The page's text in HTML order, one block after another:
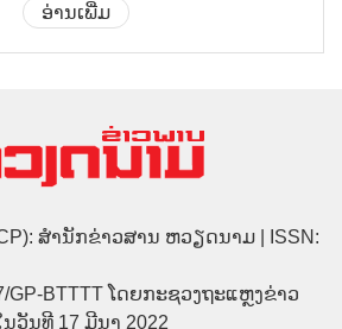
ອ່ານເພີ່ມ
ສຳນັກຂ່າວສານ ຫວຽດນາມ | ISSN:
GP-BTTTT ໂດຍກະຊວງຖະແຫຼງຂ່າວ
ວັນທີ 17 ມີນາ 2022